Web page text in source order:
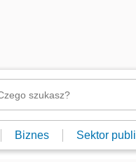
Biznes Sektor